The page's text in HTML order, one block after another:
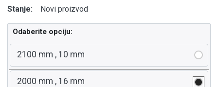
Stanje: Novi proizvod
Odaberite opciju:
2100 mm , 10 mm
2000 mm , 16 mm